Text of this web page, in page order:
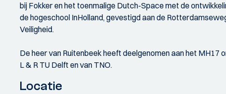
bij Fokker en het toenmalige Dutch-Space met de
de hogeschool InHolland, gevestigd aan de
Veiligheid.
De heer van Ruitenbeek heeft deelgenomen aan het
L & R TU Delft en van TNO.
Locatie